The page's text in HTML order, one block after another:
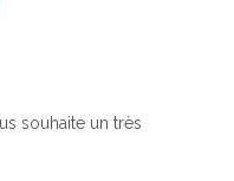
souhaite un très